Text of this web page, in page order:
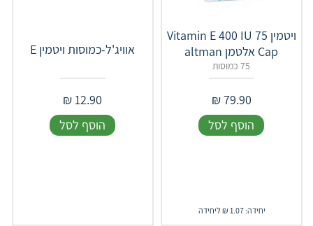
ויטמין Vitamin E 400 IU 75
Cap ‏אלטמן altman
75 כמוסות
79.90
₪
הוסף לסל
יחידה: 1.07 ₪ ליחידה
אוויג'ל-כמוסות ויטמין E
12.90
₪
הוסף לסל